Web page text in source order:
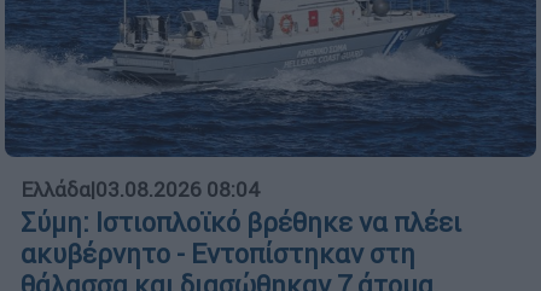
Ελλάδα|03.08.2026 08:04
Σύμη: Ιστιοπλοϊκό βρέθηκε να πλέει
ακυβέρνητο - Εντοπίστηκαν στη